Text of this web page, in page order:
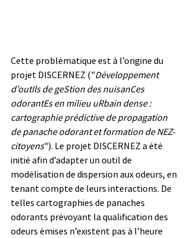
Cette problématique est à l’origine du
projet DISCERNEZ ("Développement
d’outIls de geStion des nuisanCes
odorantEs en milieu uRbain dense :
cartographie prédictive de propagation
de panache odorant et formation de NEZ-
citoyens"). Le projet DISCERNEZ a été
initié afin d’adapter un outil de
modélisation de dispersion aux odeurs, en
tenant compte de leurs interactions. De
telles cartographies de panaches
odorants prévoyant la qualification des
odeurs émises n’existent pas à l’heure